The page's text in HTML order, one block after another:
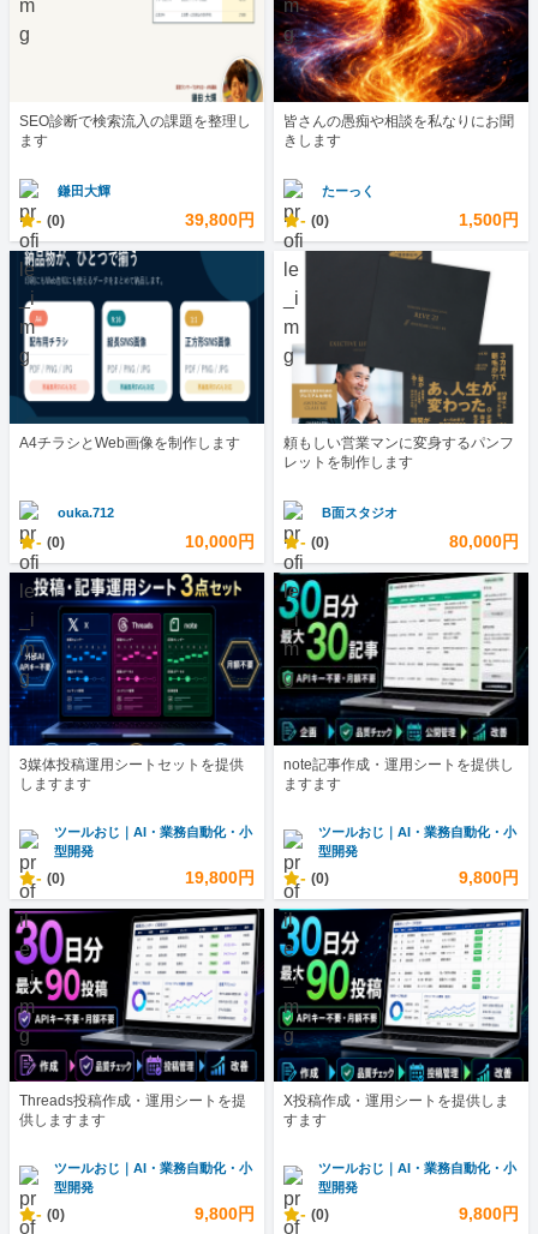
SEO診断で検索流入の課題を整理し
ます
鎌田大輝
- (0) 39,800円
皆さんの愚痴や相談を私なりにお聞
きします
たーっく
- (0) 1,500円
A4チラシとWeb画像を制作します
ouka.712
- (0) 10,000円
頼もしい営業マンに変身するパンフ
レットを制作します
B面スタジオ
- (0) 80,000円
3媒体投稿運用シートセットを提供
しますます
ツールおじ｜AI・業務自動化・小
型開発
- (0) 19,800円
note記事作成・運用シートを提供し
ますます
ツールおじ｜AI・業務自動化・小
型開発
- (0) 9,800円
Threads投稿作成・運用シートを提
供しますます
ツールおじ｜AI・業務自動化・小
型開発
- (0) 9,800円
X投稿作成・運用シートを提供しま
すます
ツールおじ｜AI・業務自動化・小
型開発
- (0) 9,800円